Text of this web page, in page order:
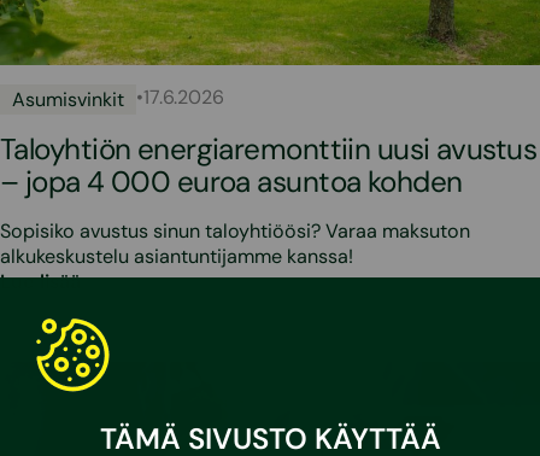
TÄMÄ SIVUSTO KÄYTTÄÄ
Asumisvinkit •17.6.2026
Taloyhtiön energiaremonttiin uusi avustus
– jopa 4 000 euroa asuntoa kohden
Sopisiko avustus sinun taloyhtiöösi? Varaa maksuton
alkukeskustelu asiantuntijamme kanssa!
Lue lisää